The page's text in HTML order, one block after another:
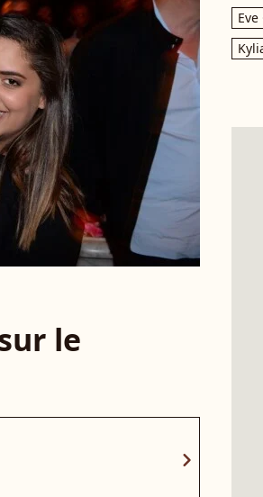
le
chevron_right